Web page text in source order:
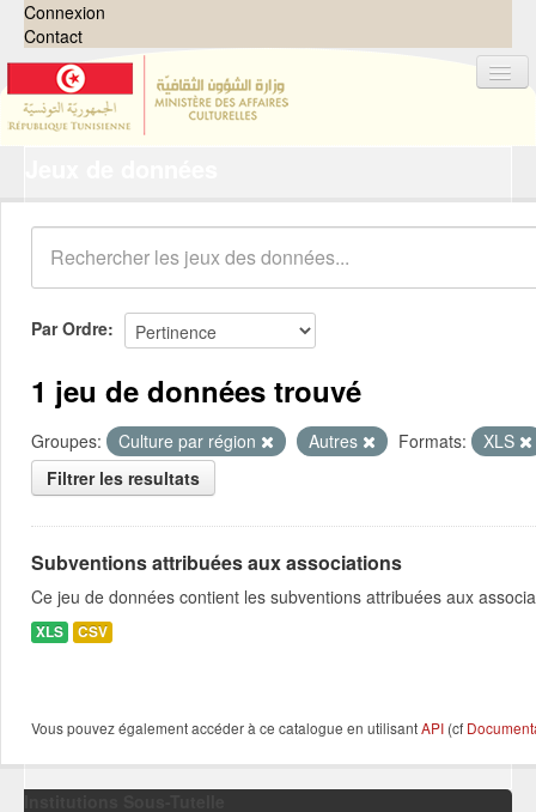
Connexion
Contact
Organisations
Groupes
Demandes 0
À propos
Par Ordre
1 jeu de données trouvé
Groupes: Culture par région Autres Formats:
XLS
Filtrer les resultats
Subventions attribuées aux associations
Ce jeu de données contient les subventions attribuées aux
XLS CSV
Vous pouvez également accéder à ce catalogue en utilisantAPI (cf